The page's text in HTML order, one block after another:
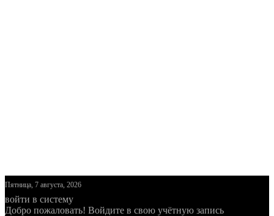
Пятница, 7 августа, 2026
войти в систему
Добро пожаловать! Войдите в свою учётную запись